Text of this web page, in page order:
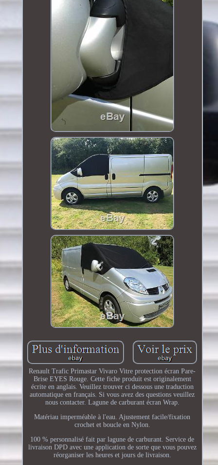
Renault Trafic Primastar Vivaro Vitre protection écran Pare-
Brise EYES Rouge. Cette fiche produit est originalement
écrite en anglais. Veuillez trouver ci dessous une traduction
automatique en français. Si vous avez des questions veuillez
nous contacter. Lagune de carburant écran Wrap.
Matériau imperméable à l'eau. Ajustement facile/fixation
crochet et boucle en Nylon.
100 % personnalisé fait par lagune de carburant. Service de
livraison DPD avec une application de sorte que vous pouvez
réorganiser les heures et jours de livraison.